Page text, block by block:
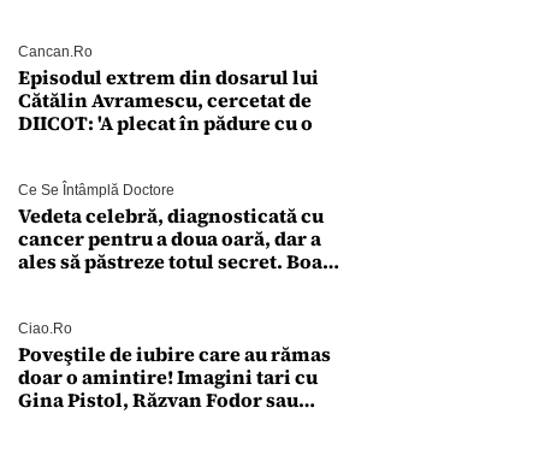
Cancan.ro
Episodul extrem din dosarul lui
Cătălin Avramescu, cercetat de
DIICOT: 'A plecat în pădure cu o
Ce Se Întâmplă Doctore
Vedeta celebră, diagnosticată cu
cancer pentru a doua oară, dar a
ales să păstreze totul secret. Boala
Ciao.ro
Poveştile de iubire care au rămas
doar o amintire! Imagini tari cu
Gina Pistol, Răzvan Fodor sau